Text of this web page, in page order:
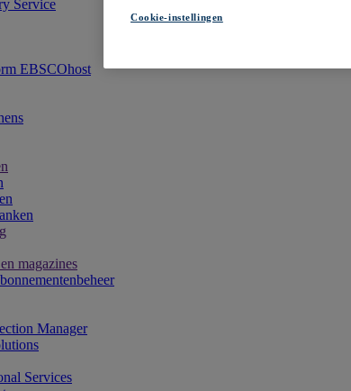
Service
EBSCOhost
magazines
Manager
Services
Cookie-instellingen